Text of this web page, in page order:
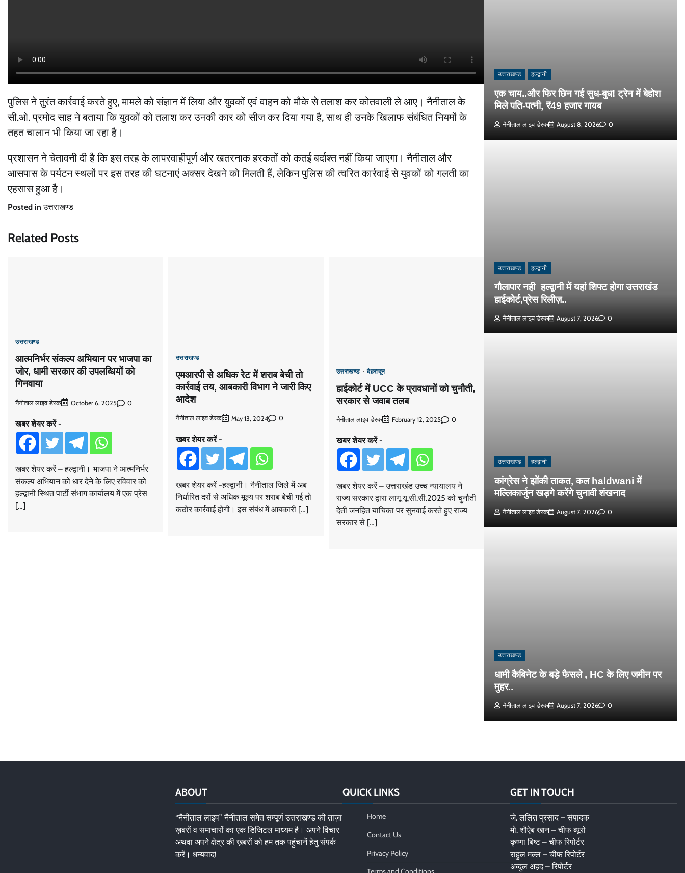
पुलिस ने तुरंत कार्रवाई करते हुए, मामले को संज्ञान में लिया और युवकों एवं वाहन को मौके से तलाश कर कोतवाली ले आए। नैनीताल के
सी.ओ. प्रमोद साह ने बताया कि युवकों को तलाश कर उनकी कार को सीज कर दिया गया है, साथ ही उनके खिलाफ संबंधित नियमों के
तहत चालान भी किया जा रहा है।
प्रशासन ने चेतावनी दी है कि इस तरह के लापरवाहीपूर्ण और खतरनाक हरकतों को कतई बर्दाश्त नहीं किया जाएगा। नैनीताल और
आसपास के पर्यटन स्थलों पर इस तरह की घटनाएं अक्सर देखने को मिलती हैं, लेकिन पुलिस की त्वरित कार्रवाई से युवकों को गलती का
एहसास हुआ है।
Posted inउत्तराखण्ड
Related Posts
उत्तराखण्ड
आत्मनिर्भर संकल्प अभियान पर भाजपा का
जोर, धामी सरकार की उपलब्धियों को
गिनवाया
नैनीताल लाइव डेस्क October 6, 2025 0
खबर शेयर करें -
खबर शेयर करें – हल्द्वानी। भाजपा ने आत्मनिर्भर
संकल्प अभियान को धार देने के लिए रविवार को
हल्द्वानी स्थित पार्टी संभाग कार्यालय में एक प्रेस
[…]
उत्तराखण्ड
एमआरपी से अधिक रेट में शराब बेची तो
कार्रवाई तय, आबकारी विभाग ने जारी किए
आदेश
नैनीताल लाइव डेस्क May 13, 2024 0
खबर शेयर करें -
खबर शेयर करें -हल्द्वानी। नैनीताल जिले में अब
निर्धारित दरों से अधिक मूल्य पर शराब बेची गई तो
कठोर कार्रवाई होगी। इस संबंध में आबकारी […]
उत्तराखण्ड देहरादून
हाईकोर्ट में UCC के प्रावधानों को चुनौती,
सरकार से जवाब तलब
नैनीताल लाइव डेस्क February 12, 2025 0
खबर शेयर करें -
खबर शेयर करें – उत्तराखंड उच्च न्यायालय ने
राज्य सरकार द्वारा लागू यू.सी.सी.2025 को चुनौती
देती जनहित याचिका पर सुनवाई करते हुए राज्य
सरकार से […]
उत्तराखण्ड हल्द्वानी
एक चाय..और फिर छिन गई सुध-बुध! ट्रेन में बेहोश
मिले पति-पत्नी, ₹49 हजार गायब
नैनीताल लाइव डेस्क August 8, 2026 0
उत्तराखण्ड हल्द्वानी
गौलापार नही_हल्द्वानी में यहां शिफ्ट होगा उत्तराखंड
हाईकोर्ट,प्रेस रिलीज़..
नैनीताल लाइव डेस्क August 7, 2026 0
उत्तराखण्ड हल्द्वानी
कांग्रेस ने झोंकी ताकत, कल haldwani में
मल्लिकार्जुन खड़गे करेंगे चुनावी शंखनाद
नैनीताल लाइव डेस्क August 7, 2026 0
उत्तराखण्ड
धामी कैबिनेट के बड़े फैसले , HC के लिए जमीन पर
मुहर..
नैनीताल लाइव डेस्क August 7, 2026 0
ABOUT
“नैनीताल लाइव” नैनीताल समेत सम्पूर्ण उत्तराखण्ड की ताज़ा
ख़बरों व समाचारों का एक डिजिटल माध्यम है। अपने विचार
अथवा अपने क्षेत्र की ख़बरों को हम तक पहुंचानें हेतु संपर्क
करें। धन्यवाद!
QUICK LINKS
Home
Contact Us
Privacy Policy
GET IN TOUCH
जे. ललित प्रसाद – संपादक
मो. शौऐब खान – चीफ ब्यूरो
कृष्णा बिष्ट – चीफ रिपोर्टर
राहुल मल्ल – चीफ रिपोर्टर
अब्दुल अहद – रिपोर्टर